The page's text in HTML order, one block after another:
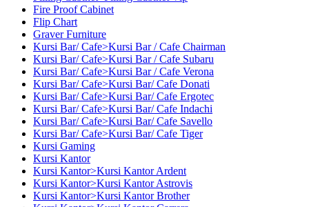
Fire Proof Cabinet
Flip Chart
Graver Furniture
Kursi Bar/ Cafe>Kursi Bar / Cafe Chairman
Kursi Bar/ Cafe>Kursi Bar / Cafe Subaru
Kursi Bar/ Cafe>Kursi Bar / Cafe Verona
Kursi Bar/ Cafe>Kursi Bar/ Cafe Donati
Kursi Bar/ Cafe>Kursi Bar/ Cafe Ergotec
Kursi Bar/ Cafe>Kursi Bar/ Cafe Indachi
Kursi Bar/ Cafe>Kursi Bar/ Cafe Savello
Kursi Bar/ Cafe>Kursi Bar/ Cafe Tiger
Kursi Gaming
Kursi Kantor
Kursi Kantor>Kursi Kantor Ardent
Kursi Kantor>Kursi Kantor Astrovis
Kursi Kantor>Kursi Kantor Brother